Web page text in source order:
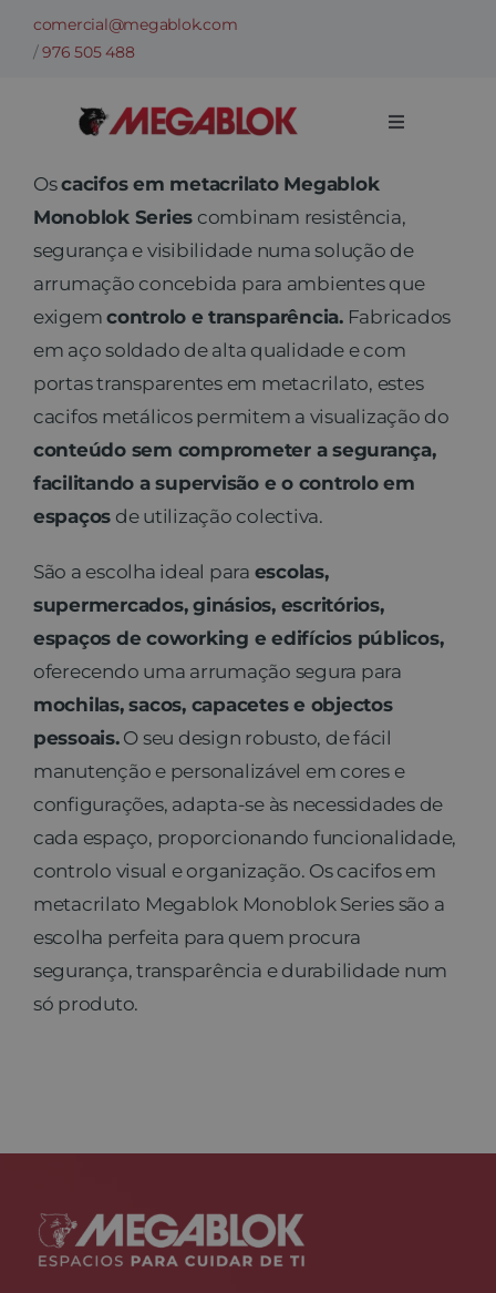
Skipcomercial@megablok.com
/976 505 488
Toggle
Empresa
Categorias
Casos de sucesso
Setores
Informações técnicas
Oscacifos em metacrilato Megablok
Monoblok Series combinam resistência,
segurança e visibilidade numa solução de
arrumação concebida para ambientes que
exigemcontrolo e transparência.Fabricados
em aço soldado de alta qualidade e com
portas transparentes em metacrilato, estes
cacifos metálicos permitem a visualização do
conteúdo sem comprometer a segurança,
facilitando a supervisão e o controlo em
espaços de utilização colectiva.
São a escolha ideal para escolas,
supermercados, ginásios, escritórios,
espaços de coworking e edifícios públicos,
oferecendo uma arrumação segura para
mochilas, sacos, capacetes e objectos
pessoais.O seu design robusto, de fácil
manutenção e personalizável em cores e
configurações, adapta-se às necessidades de
cada espaço, proporcionando funcionalidade,
controlo visual e organização. Os cacifos em
metacrilato Megablok Monoblok Series são a
escolha perfeita para quem procura
segurança, transparência e durabilidade num
só produto.